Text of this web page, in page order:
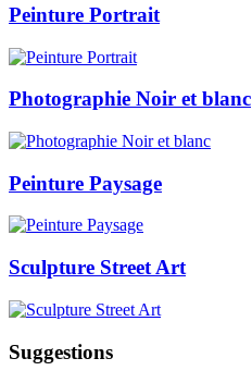
Peinture Portrait
Photographie Noir et blanc
Peinture Paysage
Sculpture Street Art
Suggestions